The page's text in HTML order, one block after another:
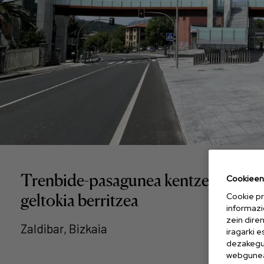
Trenbide-pasagunea kentzea eta
geltokia berritzea
Zaldibar, Bizkaia
Cookie
zein
iragarki